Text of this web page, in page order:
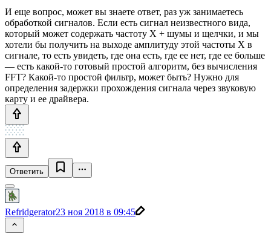
И еще вопрос, может вы знаете ответ, раз уж занимаетесь
обработкой сигналов. Если есть сигнал неизвестного вида,
который может содержать частоту X + шумы и щелчки, и мы
хотели бы получить на выходе амплитуду этой частоты X в
сигнале, то есть увидеть, где она есть, где ее нет, где ее больше
— есть какой-то готовый простой алгоритм, без вычисления
FFT? Какой-то простой фильтр, может быть? Нужно для
определения задержки прохождения сигнала через звуковую
карту и ее драйвера.
Ответить
Refridgerator23 ноя 2018 в 09:45